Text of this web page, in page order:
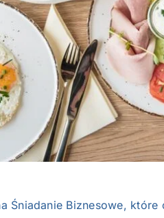
Śniadanie Biznesowe, które